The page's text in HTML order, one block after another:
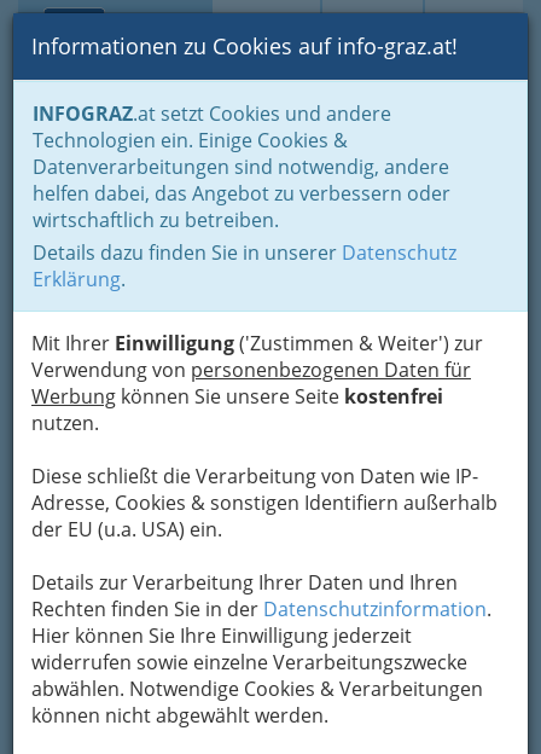
Suche Login Toggle
Informationen zu Cookies auf info-graz.at!
INFOGRAZ.at setzt Cookies und andere
Technologien ein. Einige Cookies &
Datenverarbeitungen sind notwendig, andere
helfen dabei, das Angebot zu verbessern oder
wirtschaftlich zu betreiben.
Details dazu finden Sie in unserer Datenschutz
Erklärung.
Mit Ihrer Einwilligung('Zustimmen & Weiter') zur
Verwendung von personenbezogenen Daten für
Werbung können Sie unsere Seite kostenfrei
nutzen.
Diese schließt die Verarbeitung von Daten wie IP-
Adresse, Cookies & sonstigen Identifiern außerhalb
der EU (u.a. USA) ein.
Details zur Verarbeitung Ihrer Daten und Ihren
Rechten finden Sie in der Datenschutzinformation.
Hier können Sie Ihre Einwilligung jederzeit
widerrufen sowie einzelne Verarbeitungszwecke
abwählen. Notwendige Cookies & Verarbeitungen
können nicht abgewählt werden.
Home Branchen Freizeit & Sport
Lebensart
Tätowieren & Piercen
TOM´S TATTOOWORLD -
THINK INK
Hauptstraße 30, 8071 Hausmannstätten
+43 664 300 11 89
homepage:
www.americanroadhouse.at/tomstattooworld
Karte
Kontaktaufnahme
Um die Info-Graz Firmenvor Spam-Mails zu
bewahren , verwenden wir an dieser Stelle zur
Übermittlung Ihrer Nachricht ein sicheres